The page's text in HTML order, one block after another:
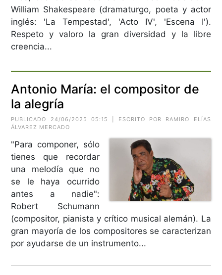
William Shakespeare (dramaturgo, poeta y actor
inglés: 'La Tempestad', 'Acto IV', 'Escena I').
Respeto y valoro la gran diversidad y la libre
creencia...
Antonio María: el compositor de
la alegría
PUBLICADO 24/06/2025 05:15 | ESCRITO POR RAMIRO ELÍAS
ÁLVAREZ MERCADO
"Para componer, sólo
tienes que recordar
una melodía que no
se le haya ocurrido
antes a nadie":
Robert Schumann
(compositor, pianista y crítico musical alemán). La
gran mayoría de los compositores se caracterizan
por ayudarse de un instrumento...